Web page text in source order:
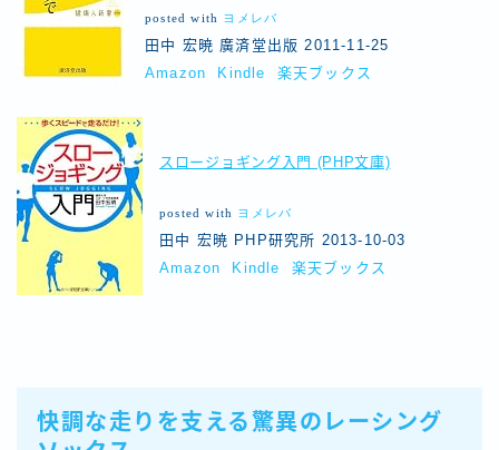
posted with ヨメレバ
田中 宏暁 廣済堂出版 2011-11-25
Amazon
Kindle 楽天ブックス
スロージョギング入門 (PHP文庫)
posted with ヨメレバ
田中 宏暁 PHP研究所 2013-10-03
Amazon
Kindle 楽天ブックス
快調な走りを支える驚異のレーシング